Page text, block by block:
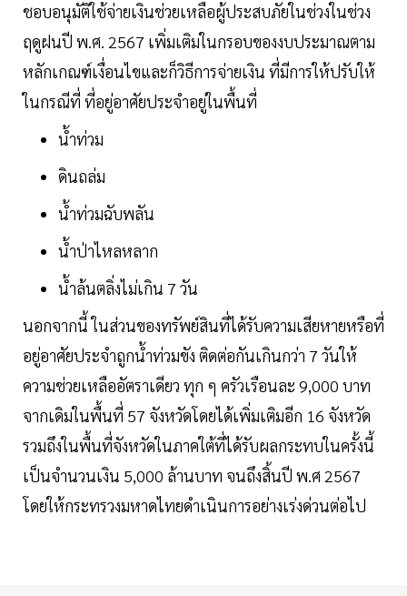
ชอบอนุมัติใช้จ่ายเงินช่วยเหลือผู้ประสบภัยในช่วงในช่วง
ฤดูฝนปี พ.ศ. 2567 เพิ่มเติมในกรอบของงบประมาณตาม
หลักเกณฑ์เงื่อนไขและก็วิธีการจ่ายเงิน ที่มีการให้ปรับให้
ในกรณีที่ ที่อยู่อาศัยประจำอยู่ในพื้นที่
น้ำท่วม
ดินถล่ม
น้ำท่วมฉับพลัน
น้ำป่าไหลหลาก
น้ำล้นตลิ่งไม่เกิน 7 วัน
นอกจากนี้ ในส่วนของทรัพย์สินที่ได้รับความเสียหายหรือที่
อยู่อาศัยประจำถูกน้ำท่วมขัง ติดต่อกันเกินกว่า 7 วันให้
ความช่วยเหลืออัตราเดียว ทุก ๆ ครัวเรือนละ 9,000 บาท
จากเดิมในพื้นที่ 57 จังหวัดโดยได้เพิ่มเติมอีก 16 จังหวัด
รวมถึงในพื้นที่จังหวัดในภาคใต้ที่ได้รับผลกระทบในครั้งนี้
เป็นจำนวนเงิน 5,000 ล้านบาท จนถึงสิ้นปี พ.ศ 2567
โดยให้กระทรวงมหาดไทยดำเนินการอย่างเร่งด่วนต่อไป